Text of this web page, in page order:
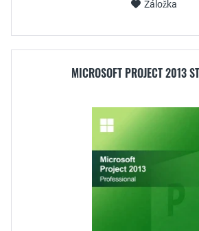
Záložka
MICROSOFT PROJECT 2013